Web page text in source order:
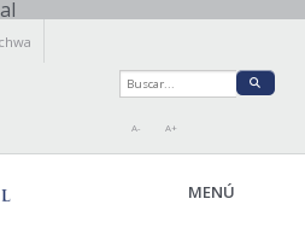
A- A+
MENÚ